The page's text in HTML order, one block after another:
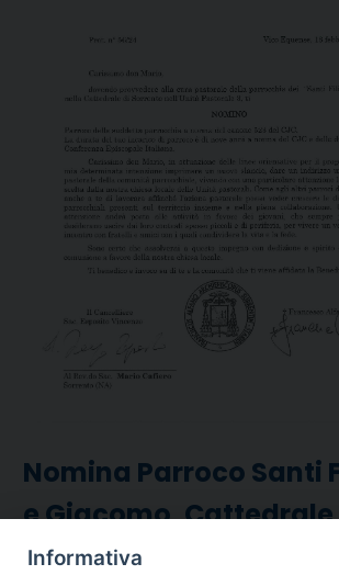
Nomina Parroco Santi
e Giacomo, Cattedrale
Sorrento
Informativa